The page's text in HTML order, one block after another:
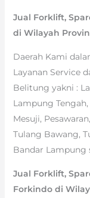
Jual Forklift,
di Wilayah
Daerah Kami
Layanan Service
Belitung yakni :
Lampung
Mesuji,
Tulang Bawang,
Bandar Lampung
Jual Forklift,
Forkindo di